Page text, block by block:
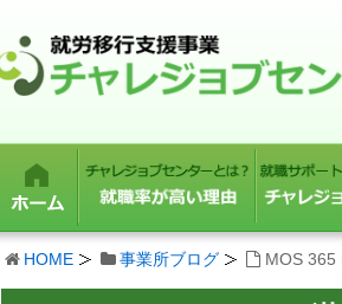
HOME 事業所ブログ MOS 365